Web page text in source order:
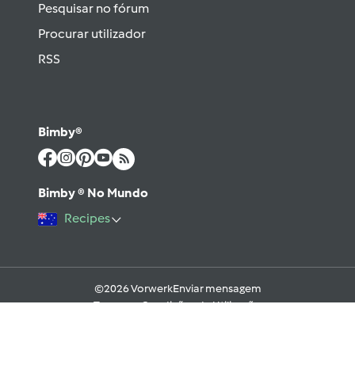
Pesquisar no fórum
Procurar utilizador
RSS
Bimby®
Bimby ® No Mundo
Recipes
©2026 VorwerkEnviar mensagem
Termos e Condições de Utilização